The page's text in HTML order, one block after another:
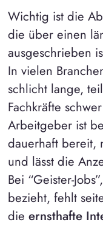
Wichtig ist die
die über einen
ausgeschrieben
In vielen
schlicht lange,
Fachkräfte
Arbeitgeber ist
dauerhaft bereit,
und lässt die
Bei “Geister-
bezieht, fehlt
die ernsthafte